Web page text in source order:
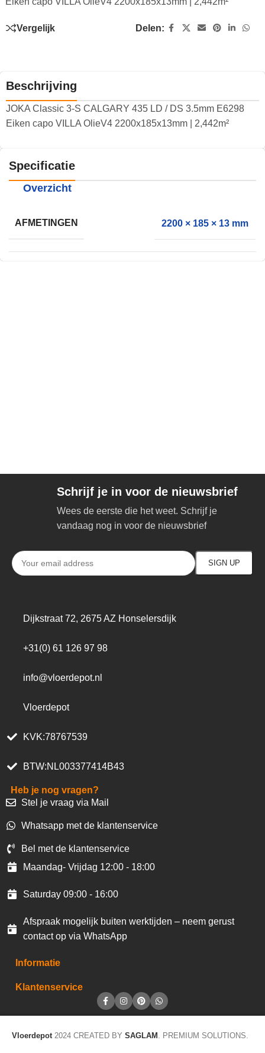
Vergelijk Delen:
Beschrijving
JOKA Classic 3-S CALGARY 435 LD / DS 3.5mm E6298
Eiken capo VILLA OlieV4 2200x185x13mm | 2,442m²
Specificatie
Overzicht
AFMETINGEN 2200 × 185 × 13 mm
Schrijf je in voor de nieuwsbrief
Wees de eerste die het weet. Schrijf je
vandaag nog in voor de nieuwsbrief
Dijkstraat 72, 2675 AZ Honselersdijk
+31(0) 61 126 97 98
info@vloerdepot.nl
Vloerdepot
KVK:78767539
BTW:NL003377414B43
Heb je nog vragen?
Stel je vraag via Mail
Whatsapp met de klantenservice
Bel met de klantenservice
Maandag- Vrijdag 12:00 - 18:00
Saturday 09:00 - 16:00
Afspraak mogelijk buiten werktijden – neem gerust
contact op via WhatsApp
Informatie
Klantenservice
Vloerdepot 2024 CREATED BY SAGLAM . PREMIUM SOLUTIONS.